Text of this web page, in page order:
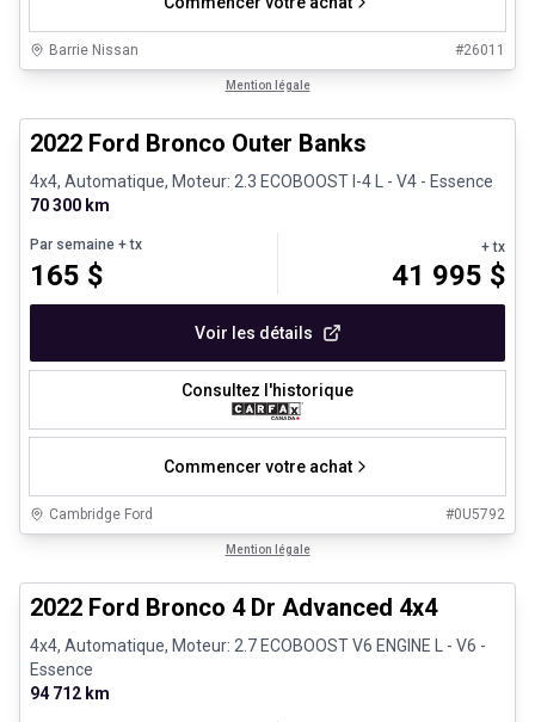
Barrie Nissan #26011
Mention légale
2022 Ford Bronco Outer Banks
4x4, Automatique, Moteur: 2.3 ECOBOOST I-4 L - V4 - Essence
70 300 km
Par semaine + tx
165 $
+ tx
41 995 $
Voir les détails
Consultez l'historique
Commencer votre achat
Cambridge Ford #0U5792
Mention légale
2022 Ford Bronco 4 Dr Advanced 4x4
4x4, Automatique, Moteur: 2.7 ECOBOOST V6 ENGINE L - V6 -
Essence
94 712 km